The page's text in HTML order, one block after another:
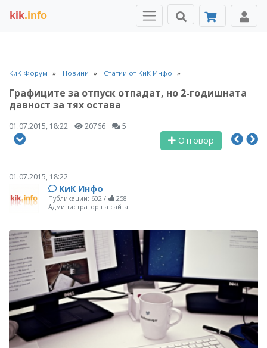
kik.info
КиК Форум Новини Статии от КиК Инфо
Графиците за отпуск отпадат, но 2-годишната
давност за тях остава
01.07.2015, 18:22 20766 5
Отговор
01.07.2015, 18:22
КиК Инфо
Публикации: 602 /
258
Администратор на сайта